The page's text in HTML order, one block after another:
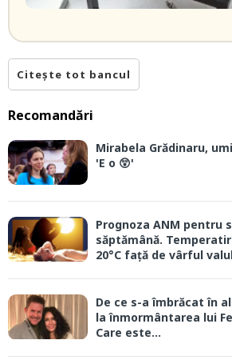
Citește tot bancul
Recomandări
Mirabela Grădinaru,
'E o 😲'
Prognoza ANM pentru
săptămână.
20°C față de vârful
De ce s-a îmbrăcat în
la înmormântarea lui
Care este...